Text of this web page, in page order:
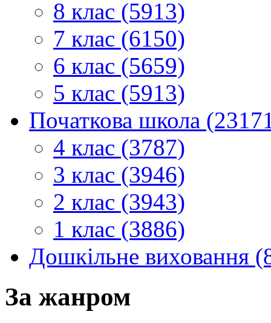
8 клас (5913)
7 клас (6150)
6 клас (5659)
5 клас (5913)
Початкова школа
4 клас (3787)
3 клас (3946)
2 клас (3943)
1 клас (3886)
Дошкільне виховання
За жанром